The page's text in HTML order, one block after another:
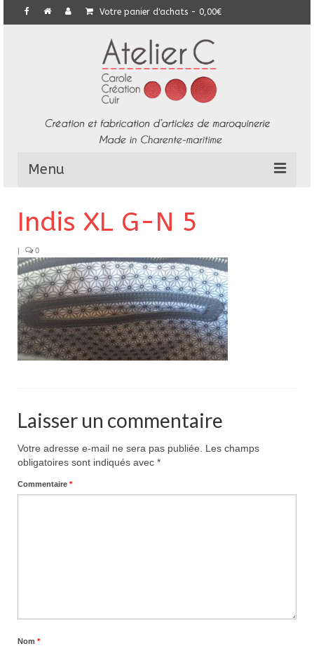
Votre panier d'achats - 0,00€
Menu
L’Atelier
Commandes particulières
E-Boutique
Pour acheter
Contact
Indis XL G-N 5
| 0
Laisser un commentaire
Votre adresse e-mail ne sera pas publiée.
Les champs
obligatoires sont indiqués avec *
Commentaire *
Nom *